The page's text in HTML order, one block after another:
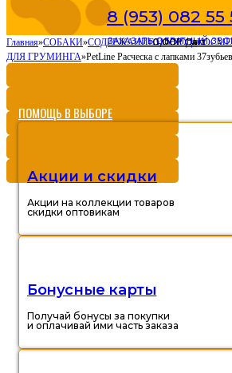
8 (953) 082 55
ЗАКАЗАТЬ ОБРАТНЫЙ
0,00Р Cart
Главная»СОБАКИ»СОДЕРЖАНИЕ И УХОД»
ДЛЯ ГРУМИНГА»PetLine Расческа с лапками 37зубьев
ПОМОЩЬ В ВЫБОРЕ
Акции и скидки
Акции на коллекции товаров
скидки оптовикам
Бонусные карты
Получай бонусы за покупки
и оплачивай ими часть заказа